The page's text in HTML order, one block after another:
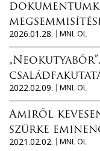
2026.01.28.
MNL OL
2022.02.09.
MNL OL
Amiről
szürke
2021.02.02.
MNL OL